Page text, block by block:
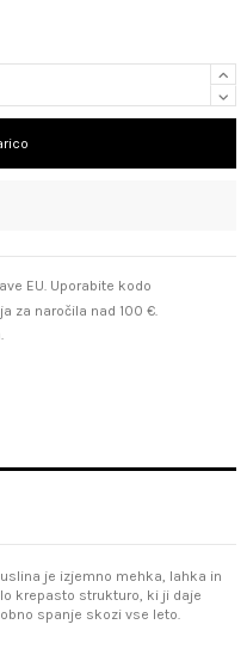
EU. Uporabite kodo
za naročila nad 100 €.
je izjemno mehka, lahka in
krepasto strukturo, ki ji daje
spanje skozi vse leto.